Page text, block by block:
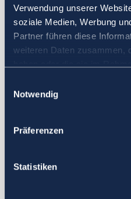
Verwendung unserer
soziale Medien, Werbung
Partner führen diese
weiteren Daten zusammen,
Notwendig
Präferenzen
Statistiken